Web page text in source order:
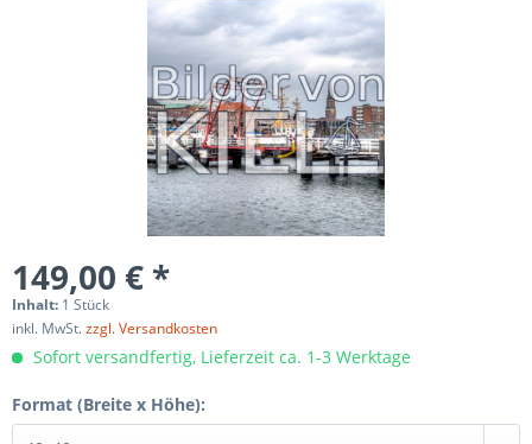
149,00 € *
Inhalt: 1 Stück
inkl. MwSt.zzgl. Versandkosten
Sofort versandfertig, Lieferzeit ca. 1-3 Werktage
Format (Breite x Höhe):